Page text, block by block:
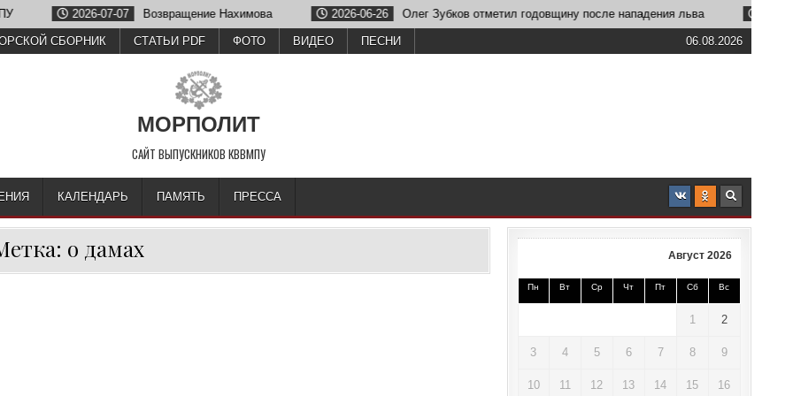
2026-07-07 Возвращение Нахимова 2026-06-26 Олег Зубков отметил годовщину после нападения льва 2026-06-23
СБОРНИК СТАТЬИ PDF ФОТО ВИДЕО ПЕСНИ 06.08.2026
МОРПОЛИТ
САЙТ ВЫПУСКНИКОВ КВВМПУ
КАЛЕНДАРЬ ПАМЯТЬ ПРЕССА
о дамах Август 2026
Пн Вт Ср Чт Пт Сб Вс
1 2
3 4 5 6 7 8 9
10 11 12 13 14 15 16